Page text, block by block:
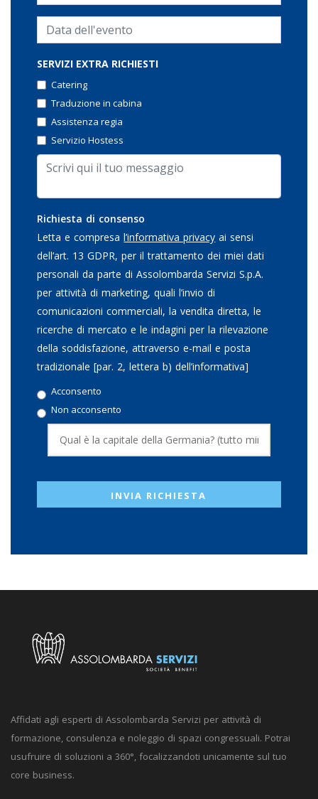
SERVIZI EXTRA RICHIESTI
Catering
Traduzione in cabina
Assistenza regia
Servizio Hostess
Richiesta di consenso
Letta e compresal’informativa privacy ai sensi
dell’art. 13 GDPR, per il trattamento dei miei dati
personali da parte di Assolombarda Servizi S.p.A.
per attività di marketing, quali l’invio di
comunicazioni commerciali, la vendita diretta, le
ricerche di mercato e le indagini per la rilevazione
della soddisfazione, attraverso e-mail e posta
tradizionale [par. 2, lettera b) dell’informativa]
Acconsento
Non acconsento
INVIA RICHIESTA
Affidati agli esperti di Assolombarda Servizi per attività di
formazione, consulenza e noleggio di spazi congressuali. Potrai
usufruire di soluzioni a 360°, focalizzandoti unicamente sul tuo
core business.